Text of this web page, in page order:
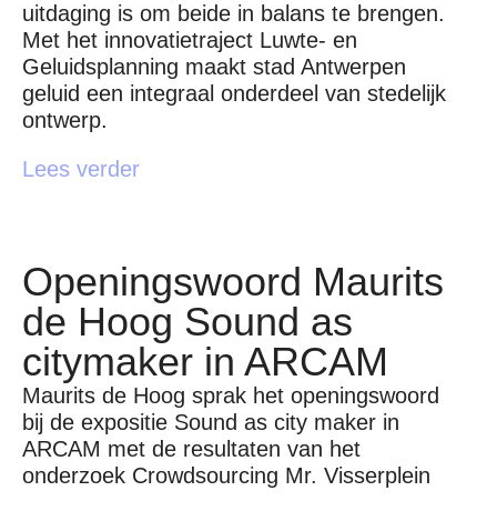
uitdaging is om beide in balans te brengen.
Met het innovatietraject Luwte- en
Geluidsplanning maakt stad Antwerpen
geluid een integraal onderdeel van stedelijk
ontwerp.
Lees verder
Openingswoord Maurits
de Hoog Sound as
citymaker in ARCAM
Maurits de Hoog sprak het openingswoord
bij de expositie Sound as city maker in
ARCAM met de resultaten van het
onderzoek Crowdsourcing Mr. Visserplein